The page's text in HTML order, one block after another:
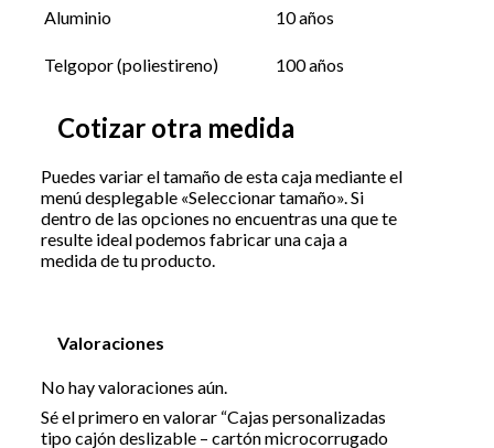
Aluminio 10 años
Telgopor (poliestireno) 100 años
Cotizar otra medida
Puedes variar el tamaño de esta caja mediante el
menú desplegable «Seleccionar tamaño». Si
dentro de las opciones no encuentras una que te
resulte ideal podemos fabricar una caja a
medida de tu producto.
Valoraciones
No hay valoraciones aún.
Sé el primero en valorar “Cajas personalizadas
tipo cajón deslizable – cartón microcorrugado